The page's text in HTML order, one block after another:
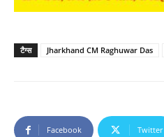
टैग्स Jharkhand CM Raghuwar Das
Facebook Twitter